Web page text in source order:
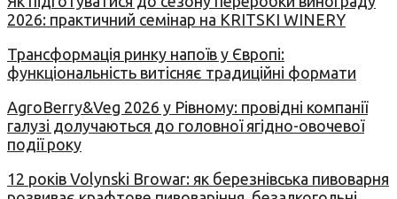
2026: практичний семінар на KRITSKI WINERY
Трансформація ринку напоїв у Європі:
функціональність витісняє традиційні формати
AgroBerry&Veg 2026 у Рівному: провідні компанії
галузі долучаються до головної ягідно-овочевої
події року
12 років Volynski Browar: як березнівська пивоварня